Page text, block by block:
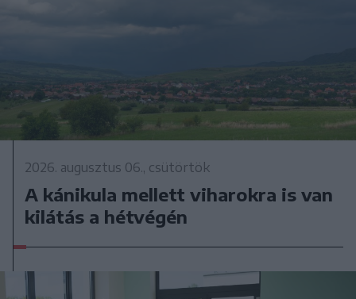
2026. augusztus 06., csütörtök
A kánikula mellett viharokra is van
kilátás a hétvégén